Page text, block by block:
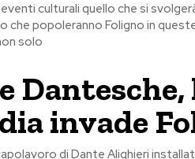
culturali quello che si
che popoleranno Foligno in
solo
invade
di Dante Alighieri